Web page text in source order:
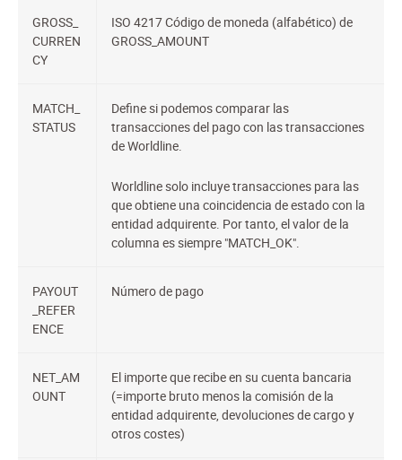
GROSS_
CURREN
CY
ISO 4217 Código de moneda (alfabético) de
GROSS_AMOUNT
MATCH_
STATUS
Define si podemos comparar las
transacciones del pago con las transacciones
de Worldline.
Worldline solo incluye transacciones para las
que obtiene una coincidencia de estado con la
entidad adquirente. Por tanto, el valor de la
columna es siempre "MATCH_OK".
PAYOUT
_REFER
ENCE
Número de pago
NET_AM
OUNT
El importe que recibe en su cuenta bancaria
(=importe bruto menos la comisión de la
entidad adquirente, devoluciones de cargo y
otros costes)